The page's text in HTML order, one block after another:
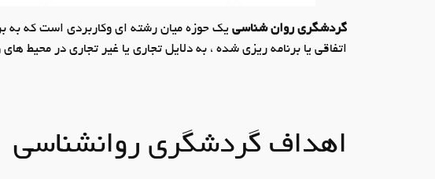
گردشگری روان شناسی یک حوزه میان ­رشته­ ای وکاربردی است که به
اتفاقی یا برنامه ­ریزی شده ، به دلایل تجاری یا غیر تجاری در محیط­
اهداف گردشگری روانشناسی